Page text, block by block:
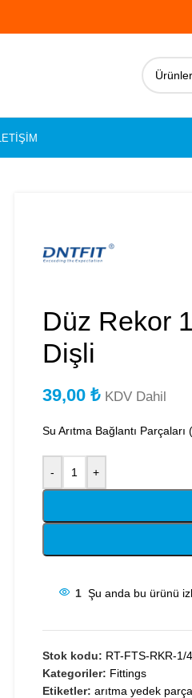
Düz Rekor
Dişli
39,00 ₺ KDV Dahil
Su Arıtma Bağlantı
- +
1 Şu anda bu ürünü
Stok kodu: RT-FTS-RKR-1/
Kategoriler: Fittings
Etiketler: arıtma yedek parça